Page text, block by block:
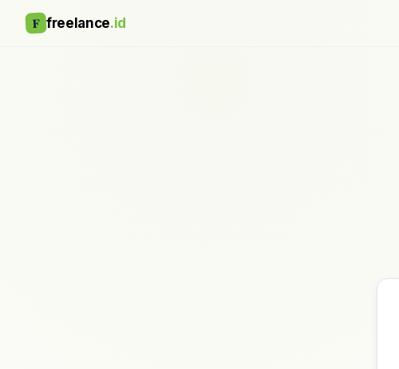
F freelance.id